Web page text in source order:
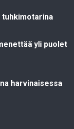
tuhkimotarina
yli puolet
harvinaisessa